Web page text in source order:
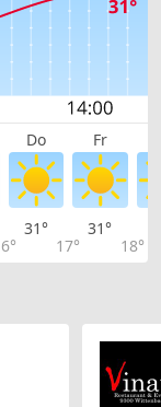
Do Fr
31°
17°
31°
18°